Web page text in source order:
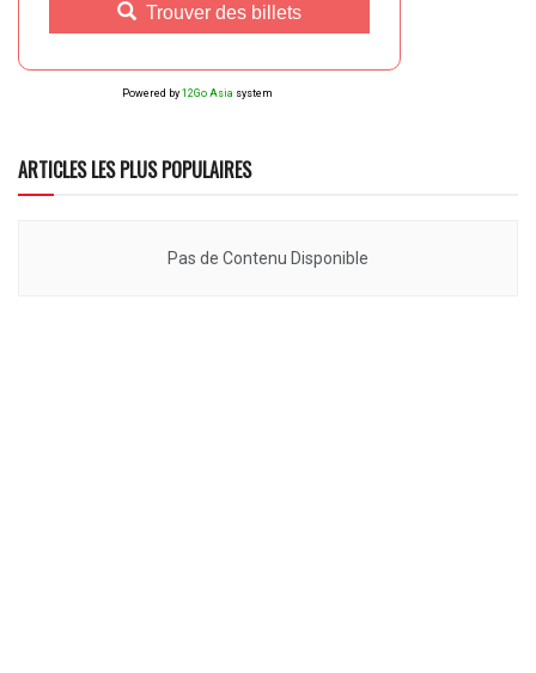
Trouver des billets
Powered by 12Go Asia system
ARTICLES LES PLUS POPULAIRES
Pas de Contenu Disponible